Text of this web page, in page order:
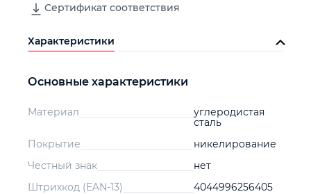
Прочий инструмент
Сертификат соответствия
Характеристики
Основные характеристики
Материал
углеродистая
сталь
Покрытие
никелирование
Честный знак
нет
Штрихкод (EAN-13)
4044996256405